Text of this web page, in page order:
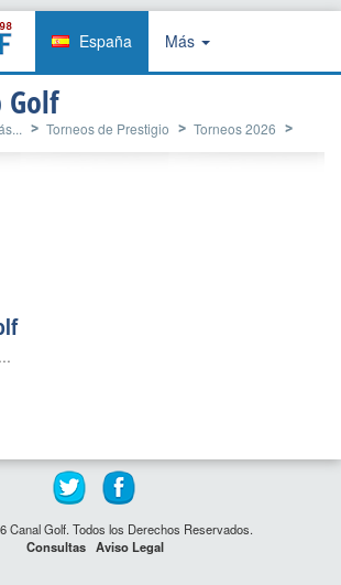
España Más
Golf
Torneos de Prestigio
Torneos 2026
Canal Golf. Todos los Derechos Reservados.
Consultas Aviso Legal